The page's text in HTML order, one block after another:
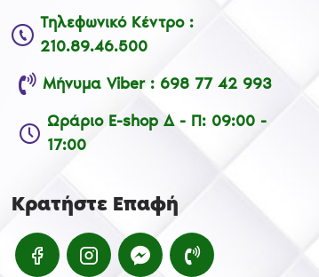
Τηλεφωνικό Κέντρο :
210.89.46.500
Μήνυμα Viber : 698 77 42 993
Ωράριο E-shop Δ - Π: 09:00 -
17:00
Κρατήστε Επαφή